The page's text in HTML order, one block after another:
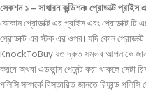
সেকশন ১ – সাধারন কন্ডিশনঃ প্রোডাক্ট প্রাইস
যেকোন প্রোডাক্ট এর প্রাইস এবং প্রোডাক্ট টি
প্রোডাক্ট এর স্টক এর ওপর। যদি কোন প্রোডাক্ট
KnockToBuy যত দ্রুত সম্ভব আপনাকে
করবে অথবা এডভান্স পেমেন্ট করা থাকলে সেটা
পলিসি সম্পর্কে বিস্তারিত জানতে রিফান্ড পলিসি